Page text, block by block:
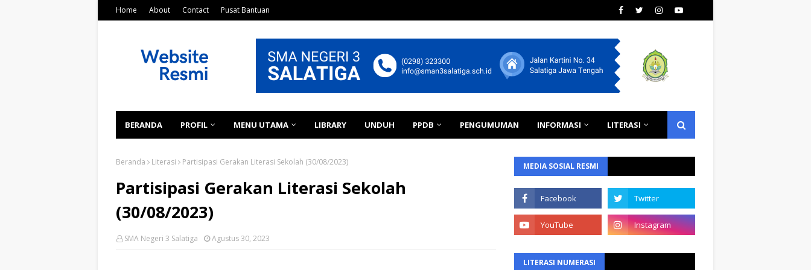
Home About Contact Pusat Bantuan
BERANDA PROFIL MENU UTAMA LIBRARY UNDUH PPDB PENGUMUMAN INFORMASI LITERASI
Beranda Literasi Partisipasi Gerakan Literasi Sekolah (30/08/2023)
Partisipasi Gerakan Literasi Sekolah
(30/08/2023)
SMA Negeri 3 Salatiga Agustus 30, 2023
MEDIA SOSIAL RESMI
LITERASI NUMERASI